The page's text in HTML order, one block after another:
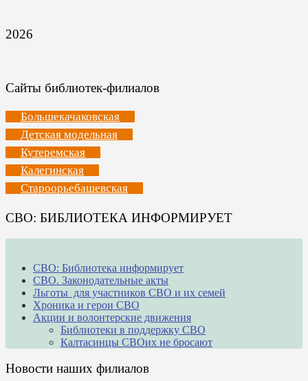
2026
Сайты библиотек-филиалов
Большекачаковская
Детская модельная
Кутеремская
Калегинская
Староорьебашевская
СВО: БИБЛИОТЕКА ИНФОРМИРУЕТ
СВО: Библиотека информирует
СВО. Законодательные акты
Льготы для участников СВО и их семей
Хроника и герои СВО
Акции и волонтерские движения
Библиотеки в поддержку СВО
Калтасинцы СВОих не бросают
Новости наших филиалов